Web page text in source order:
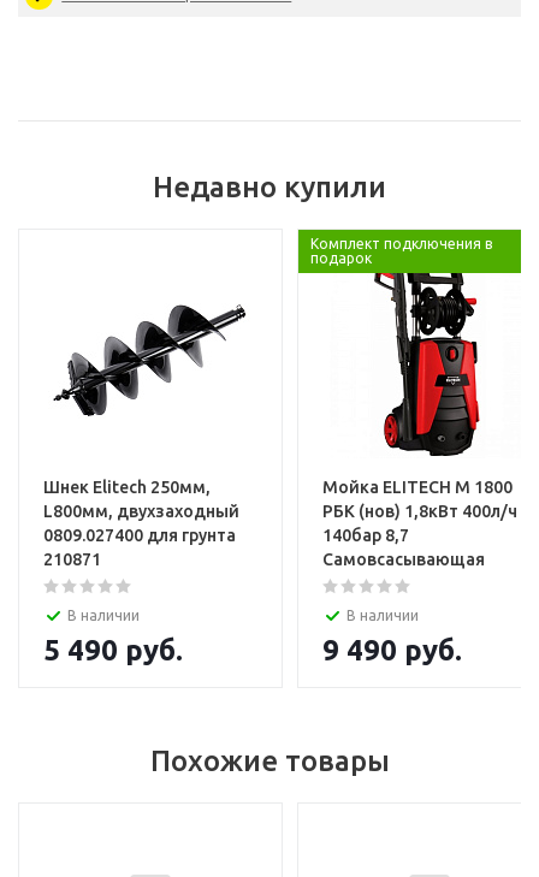
Бренд:
Базовая единица
Услуги
Недавно купили
Шнек Elitech 250мм,
L800мм, двухзаходный
0809.027400 для грунта
210871
В наличии
5 490 руб.
Комплект подключения в
подарок
Мойка ELITECH М 1800
РБК (нов) 1,8кВт 400л/ч
140бар 8,7
Самовсасывающая
В наличии
9 490 руб.
Похожие товары